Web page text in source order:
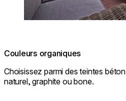
Couleurs organiques
Choisissez parmi des teintes
naturel, graphite ou bone.